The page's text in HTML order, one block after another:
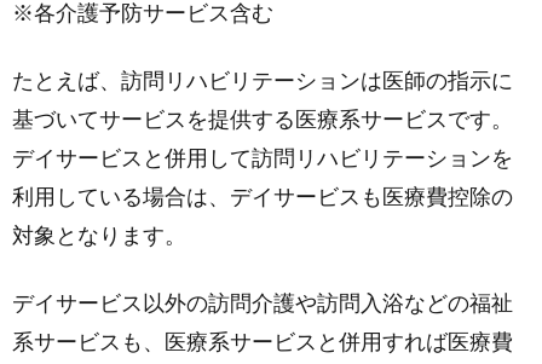
※各介護予防サービス含む
たとえば、訪問リハビリテーションは医師の指示に
基づいてサービスを提供する医療系サービスです。
デイサービスと併用して訪問リハビリテーションを
利用している場合は、デイサービスも医療費控除の
対象となります。
デイサービス以外の訪問介護や訪問入浴などの福祉
系サービスも、医療系サービスと併用すれば医療費